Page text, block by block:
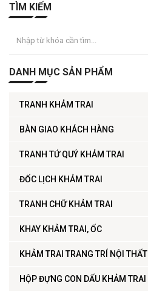
TÌM KIẾM
DANH MỤC SẢN PHẨM
TRANH KHẢM TRAI
BÀN GIAO KHÁCH HÀNG
TRANH TỨ QUÝ KHẢM TRAI
ĐỐC LỊCH KHẢM TRAI
TRANH CHỮ KHẢM TRAI
KHAY KHẢM TRAI, ỐC
KHẢM TRAI TRANG TRÍ NỘI THẤT
HỘP ĐỰNG CON DẤU KHẢM TRAI